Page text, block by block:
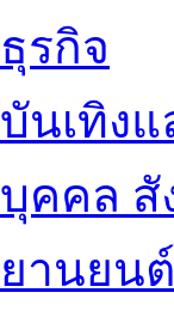
ธุรกิจ
บันเทิง
บุคคล สั
ยานยนต์